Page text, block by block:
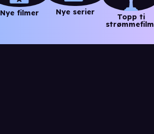
Nye filmer Nye serier
Topp ti